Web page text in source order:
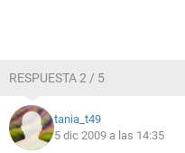
RESPUESTA 2 / 5
tania_t49
5 dic 2009 a las 14:35